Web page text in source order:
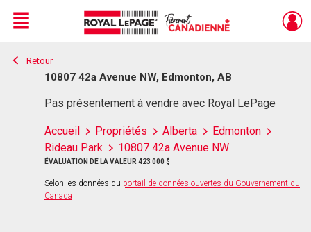
Live
En Direct
Menu
Retour
10807 42a Avenue NW, Edmonton, AB
Pas présentement à vendre avec Royal LePage
Accueil Propriétés Alberta
Edmonton
Rideau Park
10807 42a Avenue NW
ÉVALUATION DE LA VALEUR 423 000 $
Selon les données du portail de données ouvertes du Gouvernement du
Canada